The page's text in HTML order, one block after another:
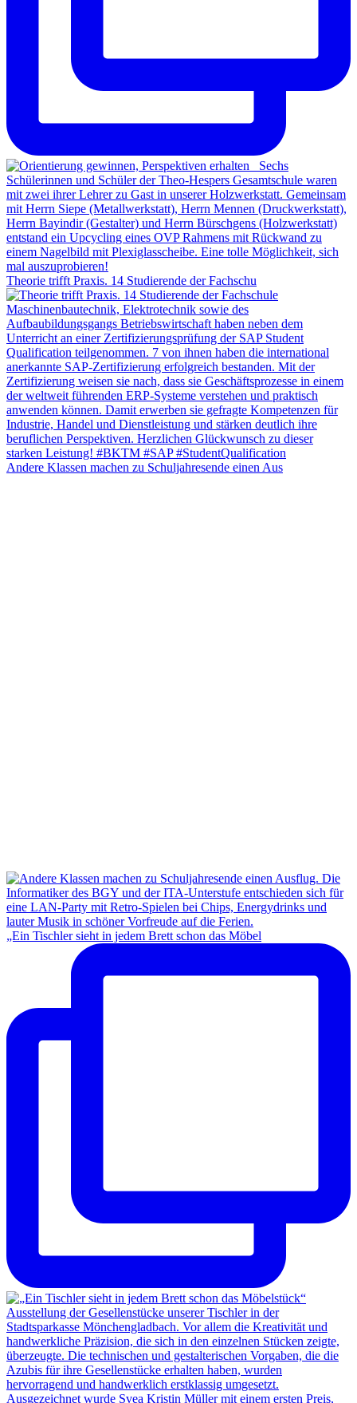
Theorie trifft Praxis. 14 Studierende der Fachschu
Andere Klassen machen zu Schuljahresende einen Aus
„Ein Tischler sieht in jedem Brett schon das Möbel